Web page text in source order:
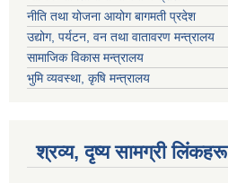
नीति तथा योजना आयोग बागमती प्रदेश
उद्योग, पर्यटन, वन तथा वातावरण मन्त्रालय
सामाजिक विकास मन्त्रालय
भुमि व्यवस्था, कृषि मन्त्रालय
श्रव्य, दृष्य सामग्री लिंकहरू